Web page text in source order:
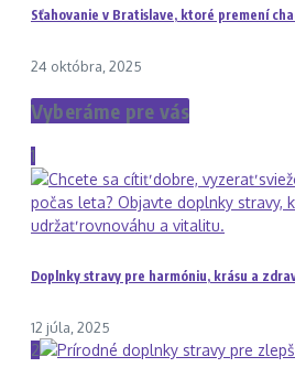
Sťahovanie v Bratislave, ktoré premení
24 októbra, 2025
Vyberáme pre vás
1
Doplnky stravy pre harmóniu, krásu a
12 júla, 2025
2